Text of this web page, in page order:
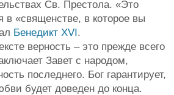
Св. Престола. «Это
в «священстве, в которое вы
Бенедикт XVI.
верность – это прежде всего
Завет с народом,
последнего. Бог гарантирует,
будет доведен до конца.